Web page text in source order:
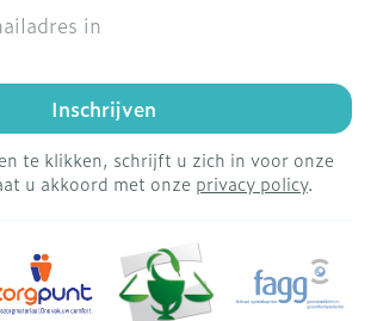
Inschrijven
te klikken, schrijft u zich in voor onze
u akkoord met onze privacy policy.